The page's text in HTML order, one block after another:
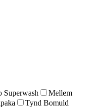
Superwash
Mellem
Tynd Bomuld